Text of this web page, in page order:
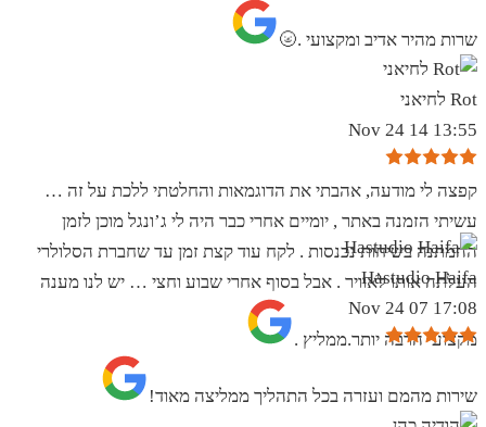
שרות מהיר אדיב ומקצועי .🌝
Rot לחיאני
13:55 14 Nov 24
קפצה לי מודעה, אהבתי את הדוגמאות והחלטתי ללכת על זה …
עשיתי הזמנה באתר , יומיים אחרי כבר היה לי ג’ונגל מוכן לזמן
ההמתנה בשיחות נכנסות . לקח עוד קצת זמן עד שחברת הסלולרי
העלתה אותו לאוויר . אבל בסוף אחרי שבוע וחצי … יש לנו מענה
מקצועי הרבה יותר.ממליץ .
Hastudio Haifa
17:08 07 Nov 24
שירות מהמם ועזרה בכל התהליך ממליצה מאוד!